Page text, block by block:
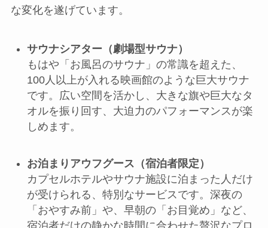
な変化を遂げています。
サウナシアター（劇場型サウナ）
もはや「お風呂のサウナ」の常識を超えた、
100人以上が入れる映画館のような巨大サウナ
です。広い空間を活かし、大きな旗や巨大なタ
オルを振り回す、大迫力のパフォーマンスが楽
しめます。
お泊まりアウフグース（宿泊者限定）
カプセルホテルやサウナ施設に泊まった人だけ
が受けられる、特別なサービスです。深夜の
「おやすみ前」や、早朝の「お目覚め」など、
宿泊者だけの静かな時間に合わせた贅沢なプロ